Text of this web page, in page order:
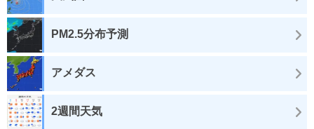
PM2.5分布予測
アメダス
2週間天気